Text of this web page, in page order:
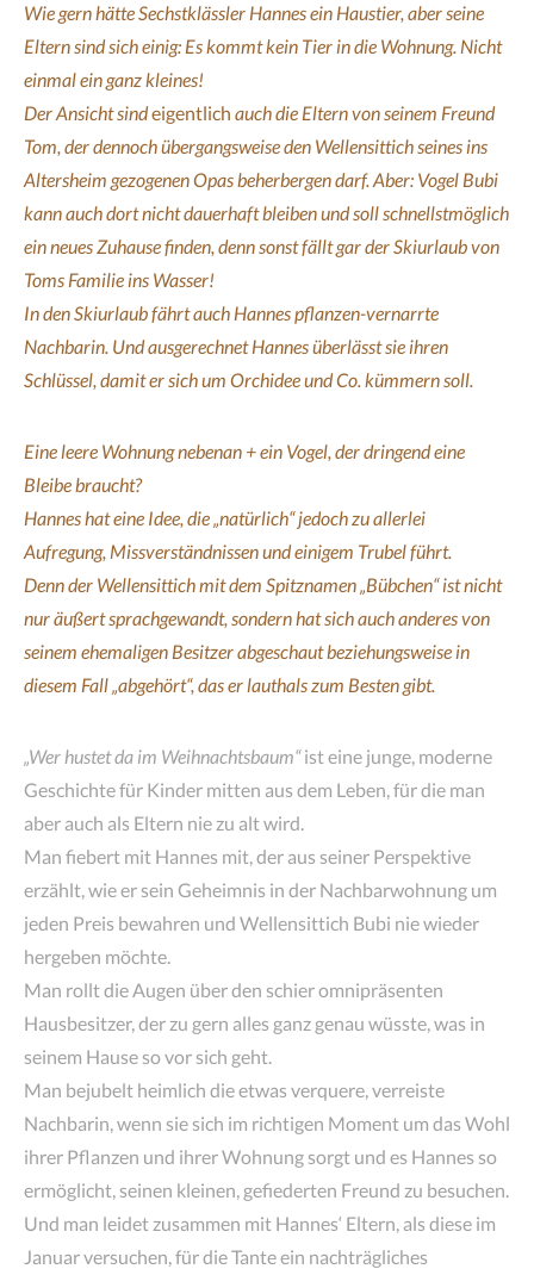
Wie gern hätte Sechstklässler Hannes ein Haustier, aber seine
Eltern sind sich einig: Es kommt kein Tier in die Wohnung. Nicht
einmal ein ganz kleines!
Der Ansicht sindeigentlich auch die Eltern von seinem Freund
Tom, der dennoch übergangsweise den Wellensittich seines ins
Altersheim gezogenen Opas beherbergen darf. Aber: Vogel Bubi
kann auch dort nicht dauerhaft bleiben und soll schnellstmöglich
ein neues Zuhause finden, denn sonst fällt gar der Skiurlaub von
Toms Familie ins Wasser!
In den Skiurlaub fährt auch Hannes pflanzen-vernarrte
Nachbarin. Und ausgerechnet Hannes überlässt sie ihren
Schlüssel, damit er sich um Orchidee und Co. kümmern soll.
Eine leere Wohnung nebenan + ein Vogel, der dringend eine
Bleibe braucht?
Hannes hat eine Idee, die „natürlich“ jedoch zu allerlei
Aufregung, Missverständnissen und einigem Trubel führt.
Denn der Wellensittich mit dem Spitznamen „Bübchen“ ist nicht
nur äußert sprachgewandt, sondern hat sich auch anderes von
seinem ehemaligen Besitzer abgeschaut beziehungsweise in
diesem Fall „abgehört“, das er lauthals zum Besten gibt.
„Wer hustet da im Weihnachtsbaum“ist eine junge, moderne
Geschichte für Kinder mitten aus dem Leben, für die man
aber auch als Eltern nie zu alt wird.
Man fiebert mit Hannes mit, der aus seiner Perspektive
erzählt, wie er sein Geheimnis in der Nachbarwohnung um
jeden Preis bewahren und Wellensittich Bubi nie wieder
hergeben möchte.
Man rollt die Augen über den schier omnipräsenten
Hausbesitzer, der zu gern alles ganz genau wüsste, was in
seinem Hause so vor sich geht.
Man bejubelt heimlich die etwas verquere, verreiste
Nachbarin, wenn sie sich im richtigen Moment um das Wohl
ihrer Pflanzen und ihrer Wohnung sorgt und es Hannes so
ermöglicht, seinen kleinen, gefiederten Freund zu besuchen.
Und man leidet zusammen mit Hannes‘ Eltern, als diese im
Januar versuchen, für die Tante ein nachträgliches